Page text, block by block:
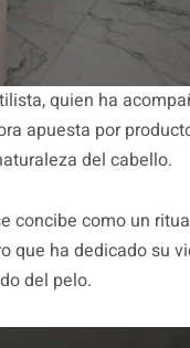
quien ha
apuesta por
del cabello.
concibe como un
que ha dedicado su
del pelo.